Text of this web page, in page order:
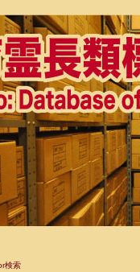
検索